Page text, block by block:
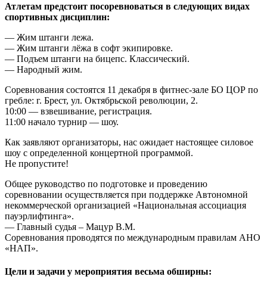
Атлетам предстоит посоревноваться в следующих видах
спортивных дисциплин:
— Жим штанги лежа.
— Жим штанги лёжа в софт экипировке.
— Подъем штанги на бицепс. Классический.
— Народный жим.
Соревнования состоятся 11 декабря в фитнес-зале БО ЦОР по
гребле: г. Брест, ул. Октябрьской революции, 2.
10:00 — взвешивание, регистрация.
11:00 начало турнир — шоу.
Как заявляют организаторы, нас ожидает настоящее силовое
шоу с определенной концертной программой.
Не пропустите!
Общее руководство по подготовке и проведению
соревновании осуществляется при поддержке Автономной
некоммерческой организацией «Национальная ассоциация
пауэрлифтинга».
— Главный судья – Мацур В.М.
Соревнования проводятся по международным правилам АНО
«НАП».
Цели и задачи у мероприятия весьма обширны: